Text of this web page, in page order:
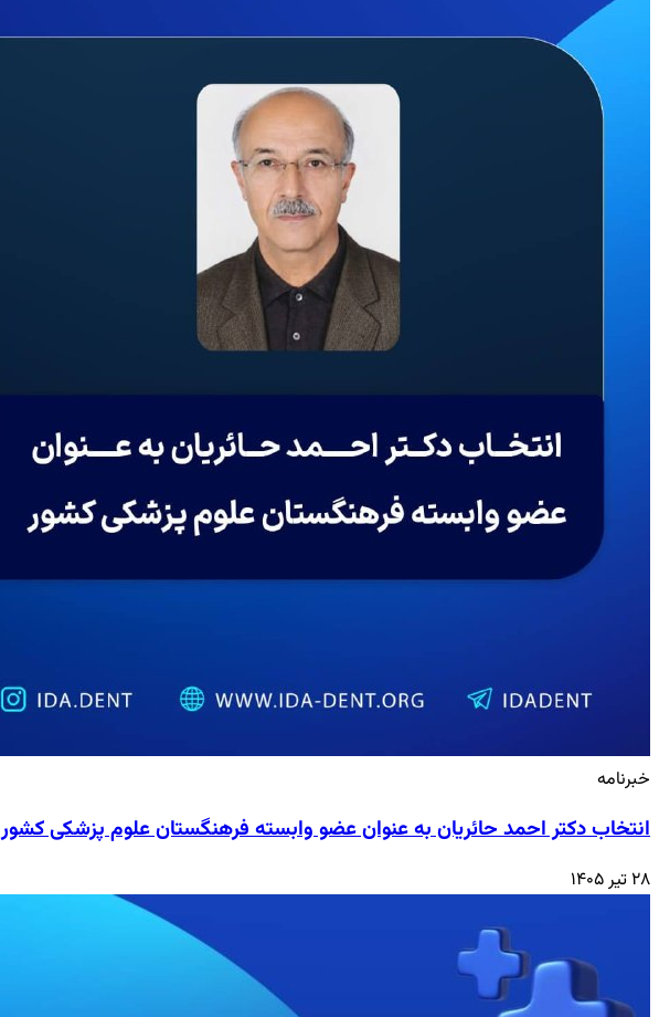
خبرنامه
انتخاب دکتر احمد حائریان به عنوان عضو وابسته فرهنگستان علوم پزشکی کشور
۲۸ تیر ۱۴۰۵